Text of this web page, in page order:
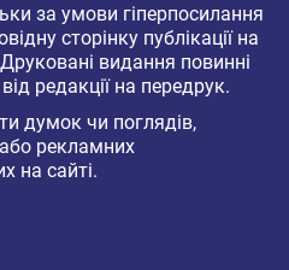
за умови гіперпосилання
сторінку публікації на
видання повинні
редакції на передрук.
думок чи поглядів,
рекламних
на сайті.